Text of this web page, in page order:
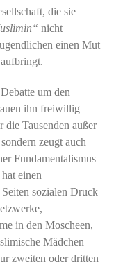
die sie
nicht
einen Mut
um den
ihn freiwillig
die Tausenden außer
zeugt auch
Fundamentalismus
einen
sozialen Druck
in den Moscheen,
Mädchen
zweiten oder dritten